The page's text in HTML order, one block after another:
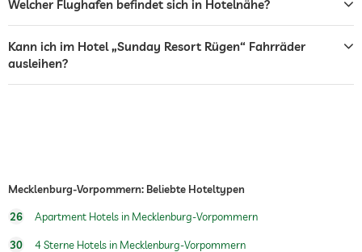
Hunde erlaubt
Fahrradverleih
Wassersportmöglichkeiten
Windsurfen
Kitesurfen
Segeln
Angeln
Welcher Flughafen befindet sich in Hotelnähe?
Kann ich im Hotel „Sunday Resort Rügen“ Fahrräder
ausleihen?
Mecklenburg-Vorpommern: Beliebte Hoteltypen
26 Apartment Hotels in Mecklenburg-Vorpommern
30 4 Sterne Hotels in Mecklenburg-Vorpommern